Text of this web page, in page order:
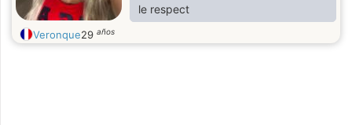
le respect
Veronque29 años